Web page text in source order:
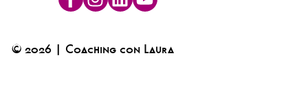
© 2026 | Coaching con Laura